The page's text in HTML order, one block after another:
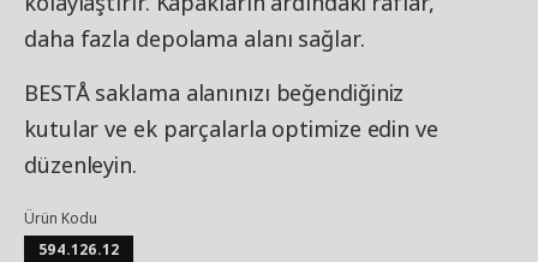
daha fazla depolama alanı sağlar.
BESTÅ saklama alanınızı beğendiğiniz
kutular ve ek parçalarla optimize edin ve
düzenleyin.
Ürün Kodu
594.126.12